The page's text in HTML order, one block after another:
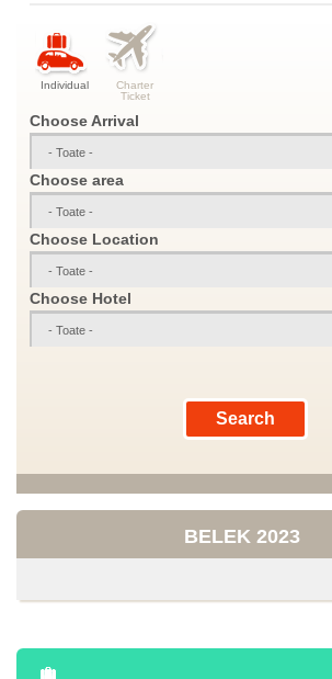
Individual
Charter
Ticket
Choose Arrival
Choose area
Choose Location
Choose Hotel
BELEK 2023